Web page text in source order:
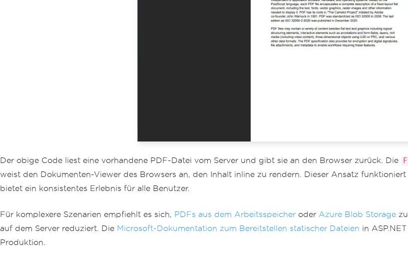
Der obige Code liest eine vorhandene PDF-Datei vom Server und gibt sie an den Browser zurück. Die
weist den Dokumenten-Viewer des Browsers an, den Inhalt inline zu rendern. Dieser Ansatz
bietet ein konsistentes Erlebnis für alle Benutzer.
Für komplexere Szenarien empfiehlt es sich, PDFs aus dem Arbeitsspeicher oder Azure Blob Storage
auf dem Server reduziert. Die Microsoft-Dokumentation zum Bereitstellen statischer Dateien in
Produktion.